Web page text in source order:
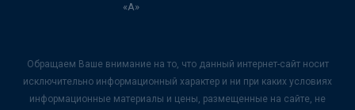
«А»
Обращаем Ваше внимание на то, что данный интернет-сайт носит
исключительно информационный характер и ни при каких условиях
информационные материалы и цены, размещенные на сайте, не